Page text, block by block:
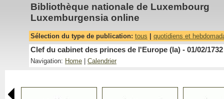
Bibliothèque nationale de Luxembourg
Luxemburgensia online
Sélection du type de publication: tous quotidiens et
Clef du cabinet des princes de l'Europe (la) - 01/02/1732
Navigation: Home Calendrier